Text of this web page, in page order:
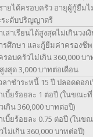
ายได้ครอบครัว อายุผู้กู้ยืมไ
ระดับปริญญาตรี
ล่าเรียนได้สูงสุดไม่เกินวง
รศึกษา และกู้ยืมค่าครองชี
รอบครัวไม่เกิน 360,000 บ
งสุด 3,000 บาทต่อเดือน
ลาชำระหนี้ 15 ปี ปลอดดอก
เบี้ยร้อยละ 1 ต่อปี (ในขณะ
กิน 360,000 บาทต่อปี)
เบี้ยร้อยละ 0.75 ต่อปี (ในข
ม่เกิน 360,000 บาทต่อปี)